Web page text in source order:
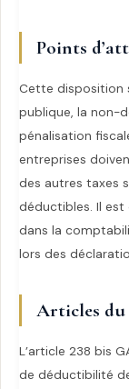
Points
Cette disposition
publique, la non-
pénalisation
entreprises
des autres taxes
déductibles. Il
dans la
lors des
Articles du
L’article 238 bis
de déductibilité